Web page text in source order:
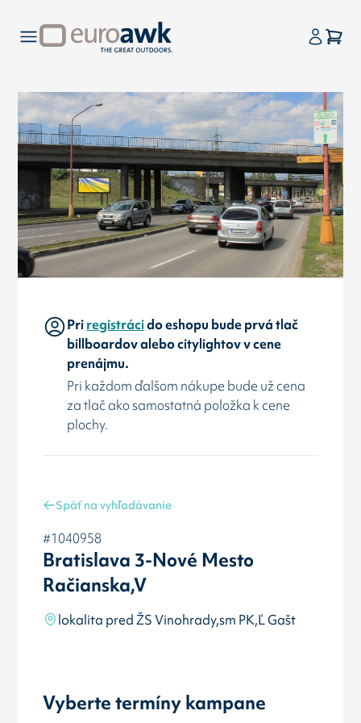
Priregistrácido eshopu bude prvá tlač
billboardov alebo citylightov v cene
prenájmu.
Pri každom ďalšom nákupe bude už cena
za tlač ako samostatná položka k cene
plochy.
Späť na vyhľadávanie
#1040958
Bratislava 3-Nové Mesto
Račianska,V
lokalita pred ŽS Vinohrady,sm PK,Ľ Gašt
Vyberte termíny kampane